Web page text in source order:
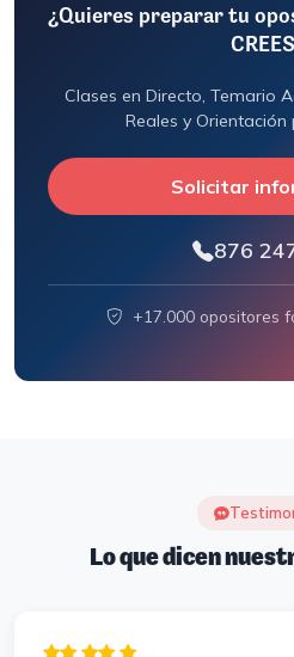
¿Quieres preparar tu
Clases en Directo, Temario
Reales y
Solicitar
876
+17.000 opositores
Lo que dicen